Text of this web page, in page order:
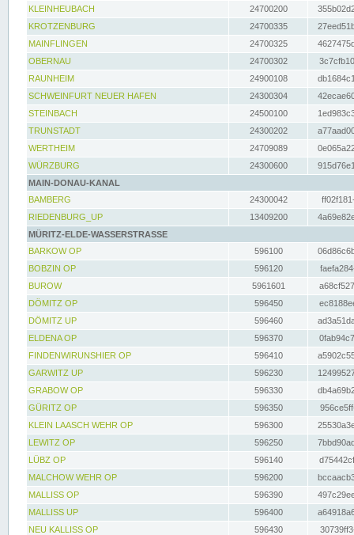
KLEINHEUBACH 24700200
KROTZENBURG
24700335
MAINFLINGEN
24700325
OBERNAU
24700302
RAUNHEIM
24900108
SCHWEINFURT NEUER HAFEN
24300304
STEINBACH
24500100
TRUNSTADT
24300202
WERTHEIM
24709089
WÜRZBURG
24300600
MAIN-DONAU-KANAL
BAMBERG
24300042
RIEDENBURG_UP
13409200
MÜRITZ-ELDE-WASSERSTRASSE
BARKOW OP
596100
BOBZIN OP
596120
BUROW
5961601
DÖMITZ OP
596450
DÖMITZ UP
596460
ELDENA OP
596370
FINDENWIRUNSHIER OP
596410
GARWITZ UP
596230
GRABOW OP
596330
GÜRITZ OP
596350
KLEIN LAASCH WEHR OP
596300
LEWITZ OP
596250
LÜBZ OP
596140
MALCHOW WEHR OP
596200
MALLISS OP
596390
MALLISS UP
596400
NEU KALLISS OP
596430